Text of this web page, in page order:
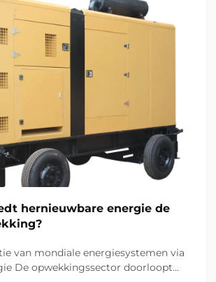
hernieuwbare energie de
van mondiale energiesystemen via
De opwekkingssector doorloopt